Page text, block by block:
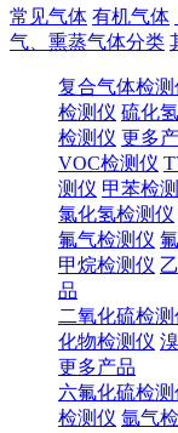
常见气体 有机气体
气、熏蒸气体分类
复合气体检测
检测仪 硫化
检测仪 更多
VOC检测仪
测仪 甲苯检
氯化氢检测仪
氟气检测仪
甲烷检测仪
品
二氧化硫检测
化物检测仪
更多产品
六氟化硫检测
检测仪 氩气